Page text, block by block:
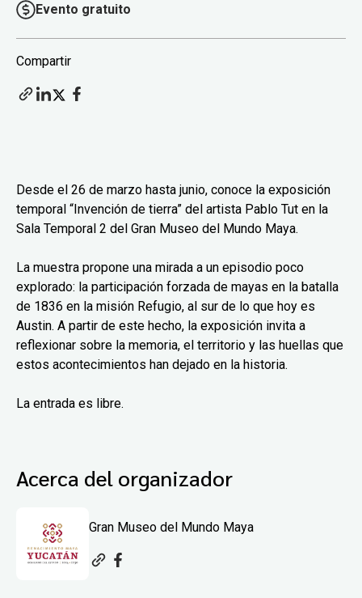
Evento gratuito
Compartir
Desde el 26 de marzo hasta junio, conoce la exposición
temporal “Invención de tierra” del artista Pablo Tut en la
Sala Temporal 2 del Gran Museo del Mundo Maya.
La muestra propone una mirada a un episodio poco
explorado: la participación forzada de mayas en la batalla
de 1836 en la misión Refugio, al sur de lo que hoy es
Austin. A partir de este hecho, la exposición invita a
reflexionar sobre la memoria, el territorio y las huellas que
estos acontecimientos han dejado en la historia.
La entrada es libre.
Acerca del organizador
Gran Museo del Mundo Maya